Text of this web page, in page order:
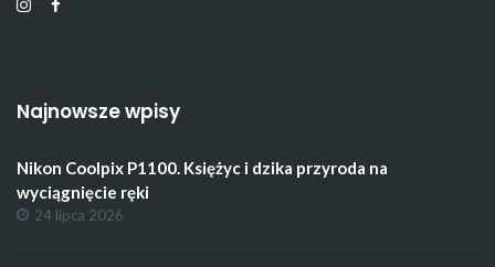
Najnowsze wpisy
Nikon Coolpix P1100. Księżyc i dzika przyroda na
wyciągnięcie ręki
24 lipca 2026